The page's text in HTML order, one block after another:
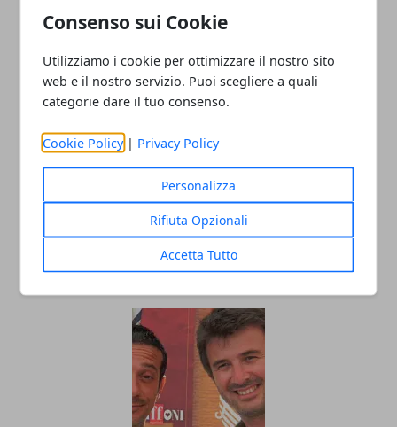
Consenso sui Cookie
Utilizziamo i cookie per ottimizzare il nostro sito
web e il nostro servizio. Puoi scegliere a quali
categorie dare il tuo consenso.
Cookie Policy | Privacy Policy
Personalizza
Rifiuta Opzionali
Accetta Tutto
I film romantici più amati di sempre
25/09/2021